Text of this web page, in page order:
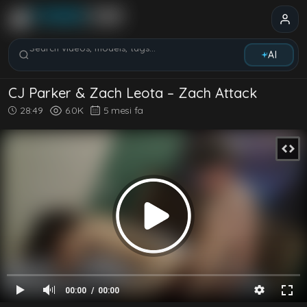
AI
CJ Parker & Zach Leota – Zach Attack
28:49 6.0K 5 mesi fa
00:00 00:00